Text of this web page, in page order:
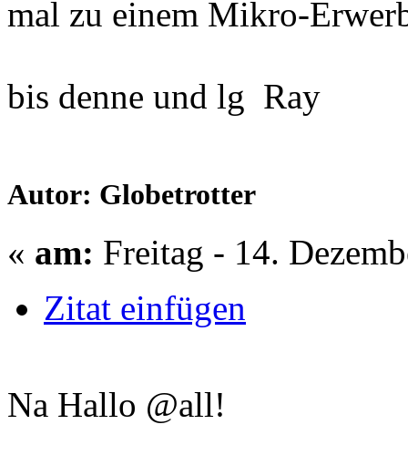
mal zu einem Mikro-
bis denne und lg Ray
Autor: Globetrotter
« am: Freitag - 14.
Zitat einfügen
Na Hallo @all!